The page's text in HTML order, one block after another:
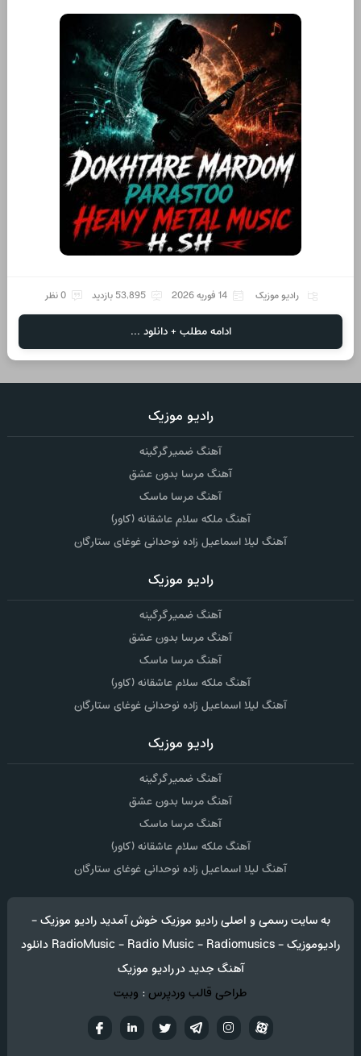
رادیو موزیک 14 فوریه 2026 53,895 بازدید 0 نظر
ادامه مطلب + دانلود ...
رادیو موزیک
آهنگ ضمیر گرگینه
آهنگ مرسا بدون عشق
آهنگ مرسا ماسک
آهنگ ملکه سلام عاشقانه (کاور)
آهنگ لیلا اسماعیل زاده نوحدانی غوغای ستارگان
رادیو موزیک
آهنگ ضمیر گرگینه
آهنگ مرسا بدون عشق
آهنگ مرسا ماسک
آهنگ ملکه سلام عاشقانه (کاور)
آهنگ لیلا اسماعیل زاده نوحدانی غوغای ستارگان
رادیو موزیک
آهنگ ضمیر گرگینه
آهنگ مرسا بدون عشق
آهنگ مرسا ماسک
آهنگ ملکه سلام عاشقانه (کاور)
آهنگ لیلا اسماعیل زاده نوحدانی غوغای ستارگان
به سایت رسمی و اصلی رادیو موزیک خوش آمدید رادیو موزیک -
رادیوموزیک - RadioMusic - Radio Music - Radiomusics دانلود
آهنگ جدید در رادیو موزیک
طراحی قالب وردپرس: وبیت
تويترتلگراماینستاگرام آپارات